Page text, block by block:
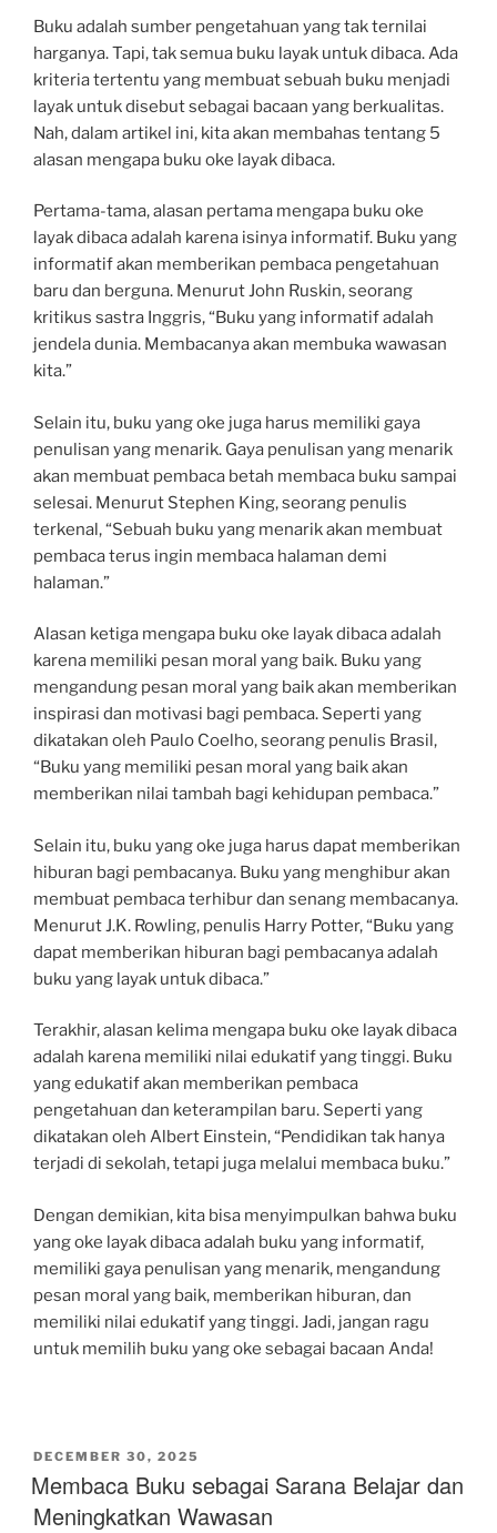
Buku adalah sumber pengetahuan yang tak ternilai
harganya. Tapi, tak semua buku layak untuk dibaca. Ada
kriteria tertentu yang membuat sebuah buku menjadi
layak untuk disebut sebagai bacaan yang berkualitas.
Nah, dalam artikel ini, kita akan membahas tentang 5
alasan mengapa buku oke layak dibaca.
Pertama-tama, alasan pertama mengapa buku oke
layak dibaca adalah karena isinya informatif. Buku yang
informatif akan memberikan pembaca pengetahuan
baru dan berguna. Menurut John Ruskin, seorang
kritikus sastra Inggris, “Buku yang informatif adalah
jendela dunia. Membacanya akan membuka wawasan
kita.”
Selain itu, buku yang oke juga harus memiliki gaya
penulisan yang menarik. Gaya penulisan yang menarik
akan membuat pembaca betah membaca buku sampai
selesai. Menurut Stephen King, seorang penulis
terkenal, “Sebuah buku yang menarik akan membuat
pembaca terus ingin membaca halaman demi
halaman.”
Alasan ketiga mengapa buku oke layak dibaca adalah
karena memiliki pesan moral yang baik. Buku yang
mengandung pesan moral yang baik akan memberikan
inspirasi dan motivasi bagi pembaca. Seperti yang
dikatakan oleh Paulo Coelho, seorang penulis Brasil,
“Buku yang memiliki pesan moral yang baik akan
memberikan nilai tambah bagi kehidupan pembaca.”
Selain itu, buku yang oke juga harus dapat memberikan
hiburan bagi pembacanya. Buku yang menghibur akan
membuat pembaca terhibur dan senang membacanya.
Menurut J.K. Rowling, penulis Harry Potter, “Buku yang
dapat memberikan hiburan bagi pembacanya adalah
buku yang layak untuk dibaca.”
Terakhir, alasan kelima mengapa buku oke layak dibaca
adalah karena memiliki nilai edukatif yang tinggi. Buku
yang edukatif akan memberikan pembaca
pengetahuan dan keterampilan baru. Seperti yang
dikatakan oleh Albert Einstein, “Pendidikan tak hanya
terjadi di sekolah, tetapi juga melalui membaca buku.”
Dengan demikian, kita bisa menyimpulkan bahwa buku
yang oke layak dibaca adalah buku yang informatif,
memiliki gaya penulisan yang menarik, mengandung
pesan moral yang baik, memberikan hiburan, dan
memiliki nilai edukatif yang tinggi. Jadi, jangan ragu
untuk memilih buku yang oke sebagai bacaan Anda!
POSTED
ON
DECEMBER 30, 2025
Membaca Buku sebagai Sarana Belajar dan
Meningkatkan Wawasan